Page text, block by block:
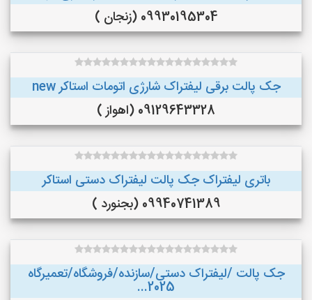
09930195304 (زنجان )
جک پالت برقی لیفتراک شارژی اتومات استاکر new
09129643328 (اهواز )
باتری لیفتراک جک پالت لیفتراک دستی استاکر
09940741389 (بجنورد )
جک پالت /لیفتراک دستی/سازنده/فروشگاه/تعمیرگاه
2025...